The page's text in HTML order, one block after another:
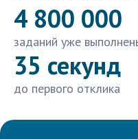
4 800 000
заданий уже
35 секунд
до первого отклика